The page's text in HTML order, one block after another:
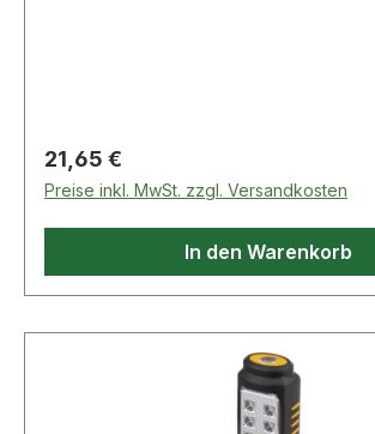
Regulärer Preis:
21,65 €
Preise inkl. MwSt. zzgl. Versandkosten
In den Warenkorb